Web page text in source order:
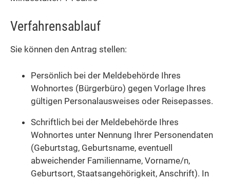
Verfahrensablauf
Sie können den Antrag stellen:
Persönlich bei der Meldebehörde Ihres
Wohnortes (Bürgerbüro) gegen Vorlage Ihres
gültigen Personalausweises oder Reisepasses.
Schriftlich bei der Meldebehörde Ihres
Wohnortes unter Nennung Ihrer Personendaten
(Geburtstag, Geburtsname, eventuell
abweichender Familienname, Vorname/n,
Geburtsort, Staatsangehörigkeit, Anschrift). In